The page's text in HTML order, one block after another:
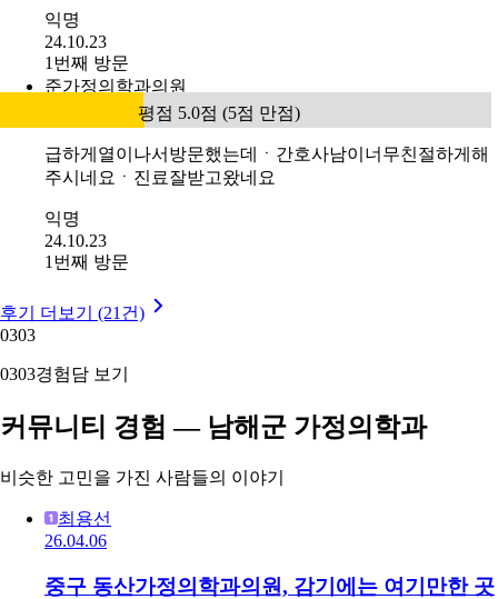
익명
24.10.23
1번째 방문
준가정의학과의원
평점 5.0점 (5점 만점)
급하게열이나서방문했는데ㆍ간호사남이너무친절하게해
주시네요ㆍ진료잘받고왔네요
익명
24.10.23
1번째 방문
후기 더보기 (21건)
0303
0303경험담 보기
커뮤니티 경험 — 남해군 가정의학과
비슷한 고민을 가진 사람들의 이야기
최용선
26.04.06
중구 동산가정의학과의원, 감기에는 여기만한 곳